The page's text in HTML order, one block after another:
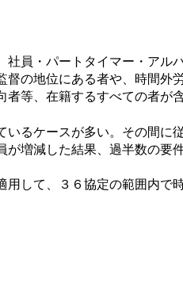
員・パートタイマー・アル
の地位にある者や、時間外
等、在籍するすべての者が含
るケースが多い。その間に
増減した結果、過半数の要
して、３６協定の範囲内で